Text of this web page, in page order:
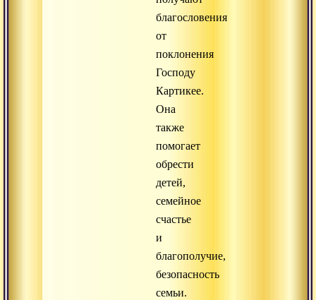
благословения
от
поклонения
Господу
Картикее.
Она
также
помогает
обрести
детей,
семейное
счастье
и
благополучие,
безопасность
семьи.